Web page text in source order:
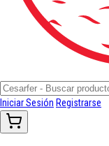
Iniciar Sesión Registrarse